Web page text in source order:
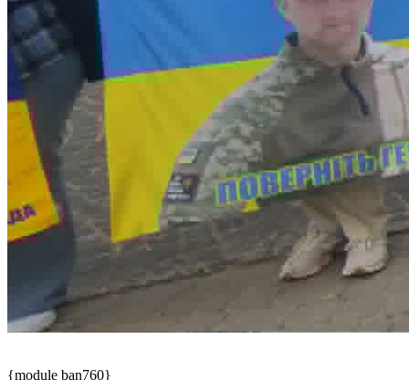
{module ban760}